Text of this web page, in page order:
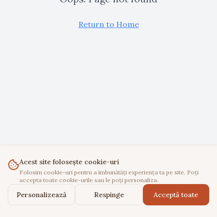
Acest site folosește cookie-uri
Folosim cookie-uri pentru a îmbunătăți experiența ta pe site. Poți
accepta toate cookie-urile sau le poți personaliza.
Personalizează Respinge Acceptă toate
Return to Home